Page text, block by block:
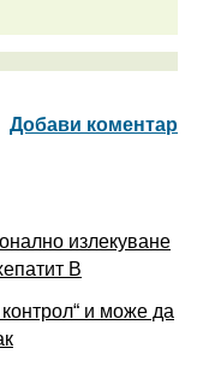
Добави коментар
излекуване
B
и може да